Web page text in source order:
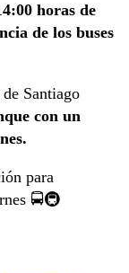
horas de
de los buses
Santiago
con un
para
🚍🚇